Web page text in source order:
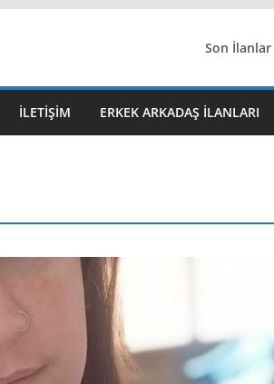
Son İlanlar
İLETIŞIM ERKEK ARKADAŞ ILANLARI